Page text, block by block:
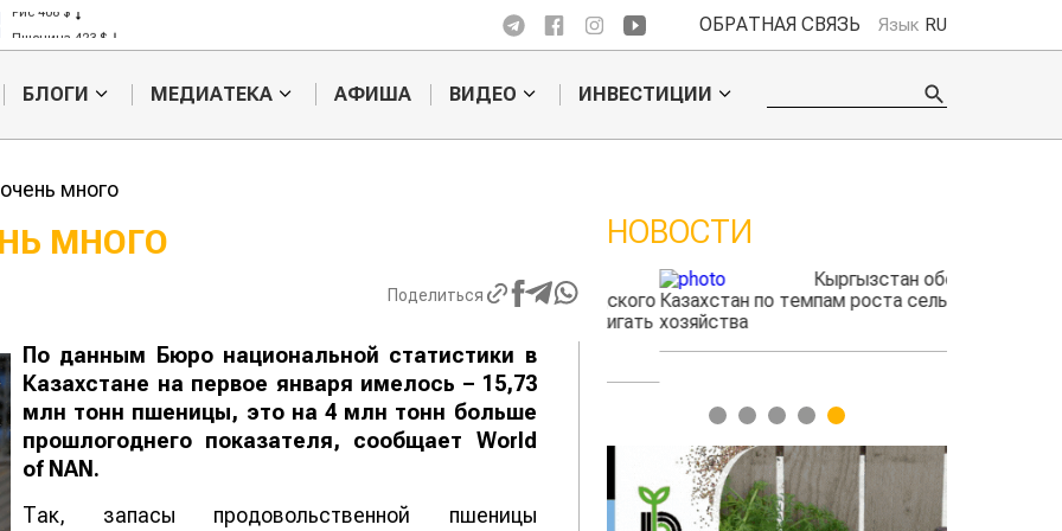
Пшеница 423 $
ОБРАТНАЯ СВЯЗЬ Язык RU
БЛОГИ МЕДИАТЕКА АФИША ВИДЕО ИНВЕСТИЦИИ
много
МНОГО
Поделиться
По данным Бюро национальной статистики в
Казахстане на первое января имелось – 15,73
млн тонн пшеницы, это на 4 млн тонн больше
прошлогоднего показателя, сообщает World
of NAN.
Так, запасы продовольственной пшеницы
НОВОСТИ
производства
Картофельные
войны: колорадского
Кыргызстан обошел
Казахстан по темпам роста сельского
хозяйства
1 2 3 4 5